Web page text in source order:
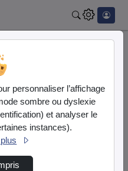
personnaliser l’affichage
sombre ou dyslexie
et analyser le
instances).